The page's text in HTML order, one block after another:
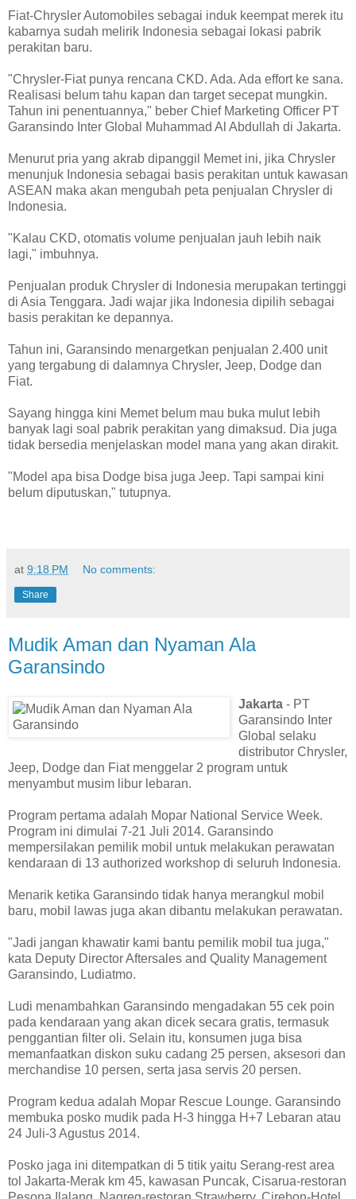
Fiat-Chrysler Automobiles sebagai induk keempat merek itu
kabarnya sudah melirik Indonesia sebagai lokasi pabrik
perakitan baru.
"Chrysler-Fiat punya rencana CKD. Ada. Ada effort ke sana.
Realisasi belum tahu kapan dan target secepat mungkin.
Tahun ini penentuannya," beber Chief Marketing Officer PT
Garansindo Inter Global Muhammad Al Abdullah di Jakarta.
Menurut pria yang akrab dipanggil Memet ini, jika Chrysler
menunjuk Indonesia sebagai basis perakitan untuk kawasan
ASEAN maka akan mengubah peta penjualan Chrysler di
Indonesia.
"Kalau CKD, otomatis volume penjualan jauh lebih naik
lagi," imbuhnya.
Penjualan produk Chrysler di Indonesia merupakan tertinggi
di Asia Tenggara. Jadi wajar jika Indonesia dipilih sebagai
basis perakitan ke depannya.
Tahun ini, Garansindo menargetkan penjualan 2.400 unit
yang tergabung di dalamnya Chrysler, Jeep, Dodge dan
Fiat.
Sayang hingga kini Memet belum mau buka mulut lebih
banyak lagi soal pabrik perakitan yang dimaksud. Dia juga
tidak bersedia menjelaskan model mana yang akan dirakit.
"Model apa bisa Dodge bisa juga Jeep. Tapi sampai kini
belum diputuskan," tutupnya.
at 9:18 PM No comments:
Share
Mudik Aman dan Nyaman Ala
Garansindo
Jakarta - PT
Garansindo Inter
Global selaku
distributor Chrysler,
Jeep, Dodge dan Fiat menggelar 2 program untuk
menyambut musim libur lebaran.
Program pertama adalah Mopar National Service Week.
Program ini dimulai 7-21 Juli 2014. Garansindo
mempersilakan pemilik mobil untuk melakukan perawatan
kendaraan di 13 authorized workshop di seluruh Indonesia.
Menarik ketika Garansindo tidak hanya merangkul mobil
baru, mobil lawas juga akan dibantu melakukan perawatan.
"Jadi jangan khawatir kami bantu pemilik mobil tua juga,"
kata Deputy Director Aftersales and Quality Management
Garansindo, Ludiatmo.
Ludi menambahkan Garansindo mengadakan 55 cek poin
pada kendaraan yang akan dicek secara gratis, termasuk
penggantian filter oli. Selain itu, konsumen juga bisa
memanfaatkan diskon suku cadang 25 persen, aksesori dan
merchandise 10 persen, serta jasa servis 20 persen.
Program kedua adalah Mopar Rescue Lounge. Garansindo
membuka posko mudik pada H-3 hingga H+7 Lebaran atau
24 Juli-3 Agustus 2014.
Posko jaga ini ditempatkan di 5 titik yaitu Serang-rest area
tol Jakarta-Merak km 45, kawasan Puncak, Cisarua-restoran